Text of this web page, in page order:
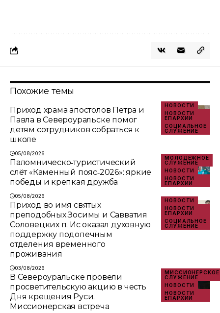
Похожие темы
НОВОСТИ
НОВОСТИ
ЕПАРХИИ
СОЦИАЛЬНОЕ
СЛУЖЕНИЕ
Приход храма апостолов Петра и
Павла в Североуральске помог
детям сотрудников собраться к
школе
05/08/2026
МОЛОДЁЖНОЕ
СЛУЖЕНИЕ
НОВОСТИ
НОВОСТИ
ЕПАРХИИ
Паломническо‑туристический
слёт «Каменный пояс‑2026»: яркие
победы и крепкая дружба
05/08/2026
НОВОСТИ
НОВОСТИ
ЕПАРХИИ
СОЦИАЛЬНОЕ
СЛУЖЕНИЕ
Приход во имя святых
преподобных Зосимы и Савватия
Соловецких п. Ис оказал духовную
поддержку подопечным
отделения временного
проживания
03/08/2026
МИССИОНЕРСКОЕ
СЛУЖЕНИЕ
НОВОСТИ
НОВОСТИ
ЕПАРХИИ
В Североуральске провели
просветительскую акцию в честь
Дня крещения Руси.
Миссионерская встреча